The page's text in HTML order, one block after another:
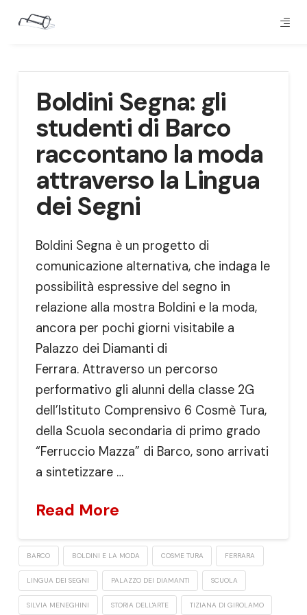
Boldini Segna: gli
studenti di Barco
raccontano la moda
attraverso la Lingua
dei Segni
Boldini Segna è un progetto di
comunicazione alternativa, che indaga le
possibilità espressive del segno in
relazione alla mostra Boldini e la moda,
ancora per pochi giorni visitabile a
Palazzo dei Diamanti di
Ferrara. Attraverso un percorso
performativo gli alunni della classe 2G
dell’Istituto Comprensivo 6 Cosmè Tura,
della Scuola secondaria di primo grado
“Ferruccio Mazza” di Barco, sono arrivati
a sintetizzare …
Read More
BARCO BOLDINI E LA MODA COSME TURA FERRARA
LINGUA DEI SEGNI PALAZZO DEI DIAMANTI SCUOLA
SILVIA MENEGHINI STORIA DELL'ARTE TIZIANA DI GIROLAMO